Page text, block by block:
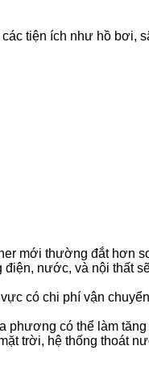
tiện ích như hồ bơi,
mới thường đắt hơn
nước, và nội thất
có chi phí vận
phương có thể làm tăng
trời, hệ thống thoát